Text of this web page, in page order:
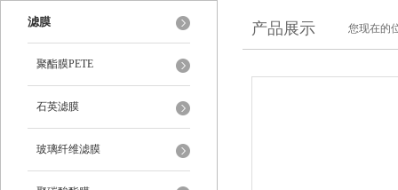
滤膜
聚酯膜PETE
石英滤膜
玻璃纤维滤膜
产品展示 您现在的